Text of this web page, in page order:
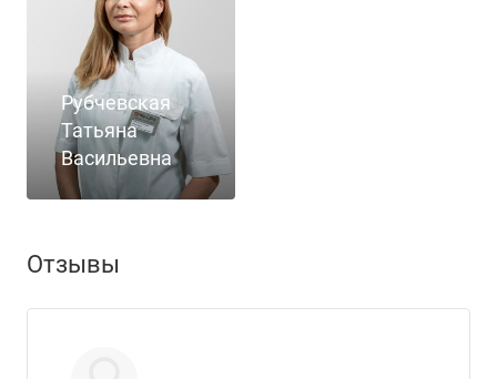
Рубчевская
Татьяна
Васильевна
Отзывы